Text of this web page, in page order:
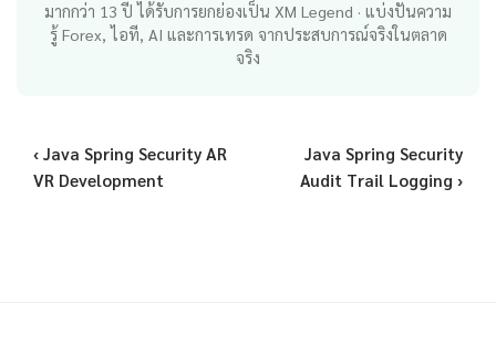
มากกว่า 13 ปี ได้รับการยกย่องเป็น XM Legend · แบ่งปันความ
รู้ Forex, ไอที, AI และการเทรด จากประสบการณ์จริงในตลาด
จริง
‹ Java Spring Security AR
VR Development
Java Spring Security
Audit Trail Logging ›